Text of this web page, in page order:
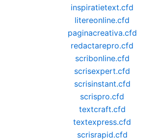
inspiratietext.cfd
litereonline.cfd
paginacreativa.cfd
redactarepro.cfd
scribonline.cfd
scrisexpert.cfd
scrisinstant.cfd
scrispro.cfd
textcraft.cfd
textexpress.cfd
scrisrapid.cfd